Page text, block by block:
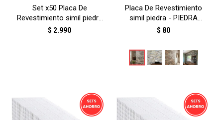
Set x50 Placa De
Revestimiento simil piedra
- TABLA RUSTICA
$ 2.990
Placa De Revestimiento
simil piedra - PIEDRA
ARENISCA BEIGE
$ 80